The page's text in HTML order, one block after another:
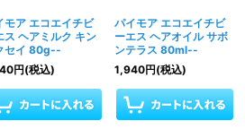
モア エコエイチビ
ス ヘアミルク キン
セイ 80g--
円(税込)
パイモア エコエイチビ
ーエス ヘアオイル サボ
ンテラス 80ml--
1,940円(税込)